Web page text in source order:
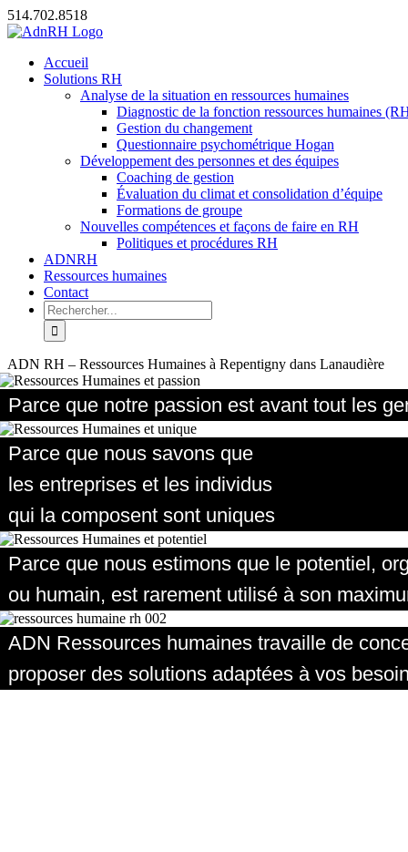
Passer
au
514.702.8518
X
LinkedIn
Email
Accueil
Solutions RH
Analyse de la situation en ressources humaines
Diagnostic de la fonction ressources humaines
Gestion du changement
Questionnaire psychométrique Hogan
Développement des personnes et des équipes
Coaching de gestion
Évaluation du climat et consolidation d’équipe
Formations de groupe
Nouvelles compétences et façons de faire en RH
Politiques et procédures RH
ADNRH
Ressources humaines
Contact
Rechercher:
ADN RH – Ressources Humaines à Repentigny dans Lanaudière
Parce que notre passion est avant tout les
Parce que nous savons que
les entreprises et les individus
qui la composent sont uniques
Parce que nous estimons que le potentiel,
ou humain, est rarement utilisé à son
ADN Ressources humaines travaille de
proposer des solutions adaptées à vos